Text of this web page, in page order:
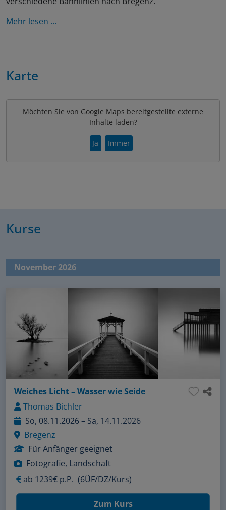
Mehr lesen ...
Karte
Möchten Sie von Google Maps bereitgestellte externe
Inhalte laden?
Ja Immer
Kurse
November 2026
Weiches Licht – Wasser wie Seide
Thomas Bichler
So, 08.11.2026 – Sa, 14.11.2026
Bregenz
Für Anfänger geeignet
Fotografie, Landschaft
ab 1239€ p.P. (6ÜF/DZ/Kurs)
Zum Kurs